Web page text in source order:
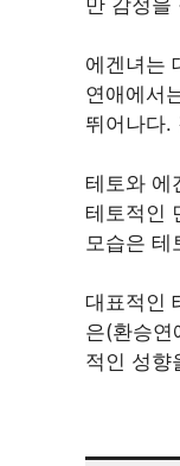
에겐녀는
연애에서
뛰어나다.
테토와 에
테토적인
모습은
대표적인
은(환승연
적인 성향